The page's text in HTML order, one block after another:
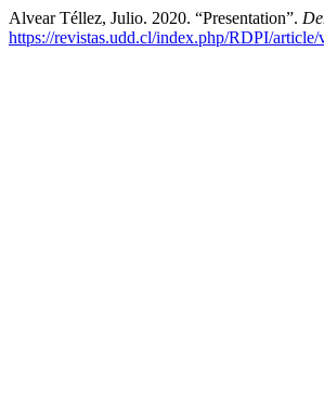
Alvear Téllez, Julio. 2020. “Presentation”.
https://revistas.udd.cl/index.php/RDPI/